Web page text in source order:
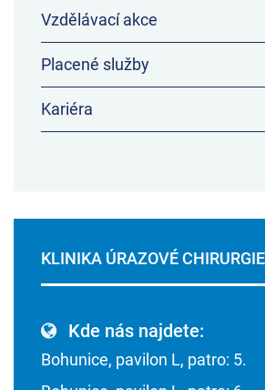
Vzdělávací akce
Placené služby
Kariéra
KLINIKA ÚRAZOVÉ CHIRURGIE
Kde nás najdete:
Bohunice, pavilon L, patro: 5.